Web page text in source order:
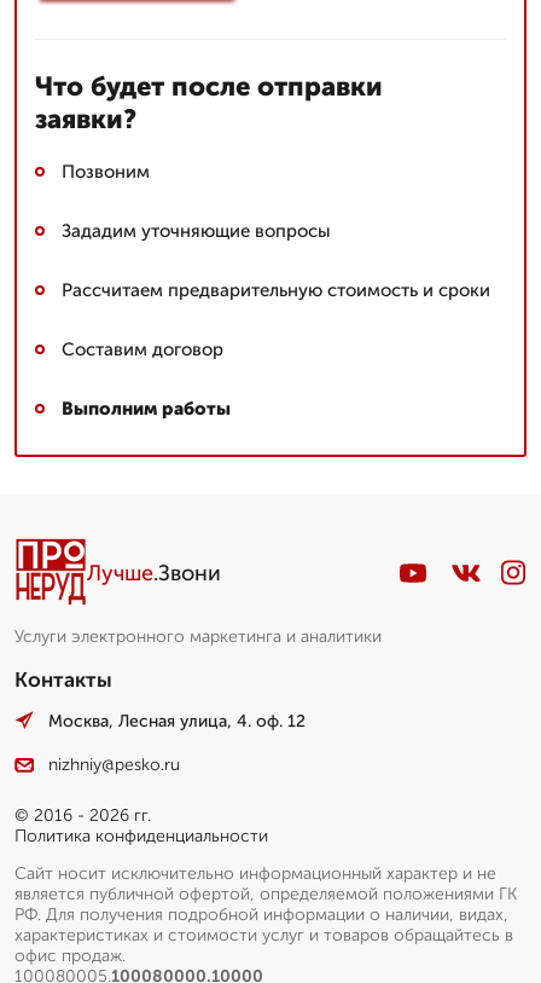
Что будет после отправки
заявки?
Позвоним
Зададим уточняющие вопросы
Рассчитаем предварительную стоимость и сроки
Составим договор
Выполним работы
Лучше.Звони
Услуги электронного маркетинга и аналитики
Контакты
Москва, Лесная улица, 4. оф. 12
nizhniy@pesko.ru
© 2016 - 2026 гг.
Политика конфиденциальности
Сайт носит исключительно информационный характер и не
является публичной офертой, определяемой положениями ГК
РФ. Для получения подробной информации о наличии, видах,
характеристиках и стоимости услуг и товаров обращайтесь в
офис продаж.
100080005.100080000.10000